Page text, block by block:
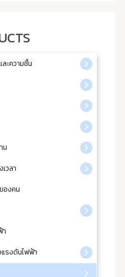
ะความชื้น
น
วลา
องคน
า
รงดันไฟฟ้า